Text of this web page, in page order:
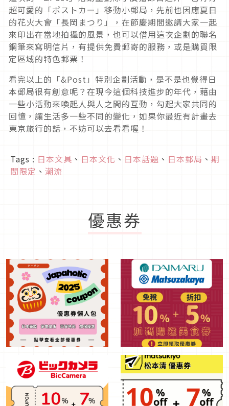
超可愛的「ポストカー」移動小郵局，先前也因應夏日
的花火大會「長岡まつり」，在節慶期間邀請大家一起
來印出在當地拍攝的風景，也可以借用這次企劃的聯名
鋼筆來寫明信片，有提供免費郵寄的服務，或是購買限
定區域的特色郵票！
看完以上的「&Post」特別企劃活動，是不是也覺得日
本郵局很有創意呢？在現今這個科技進步的年代，藉由
一些小活動來喚起人與人之間的互動，勾起大家共同的
回憶，讓生活多一些不同的變化，如果你最近有計畫去
東京旅行的話，不妨可以去看看喔！
Tags : 日本文具 、 日本文化 、 日本話題 、 日本郵局 、 期
間限定 、 潮流
優惠券